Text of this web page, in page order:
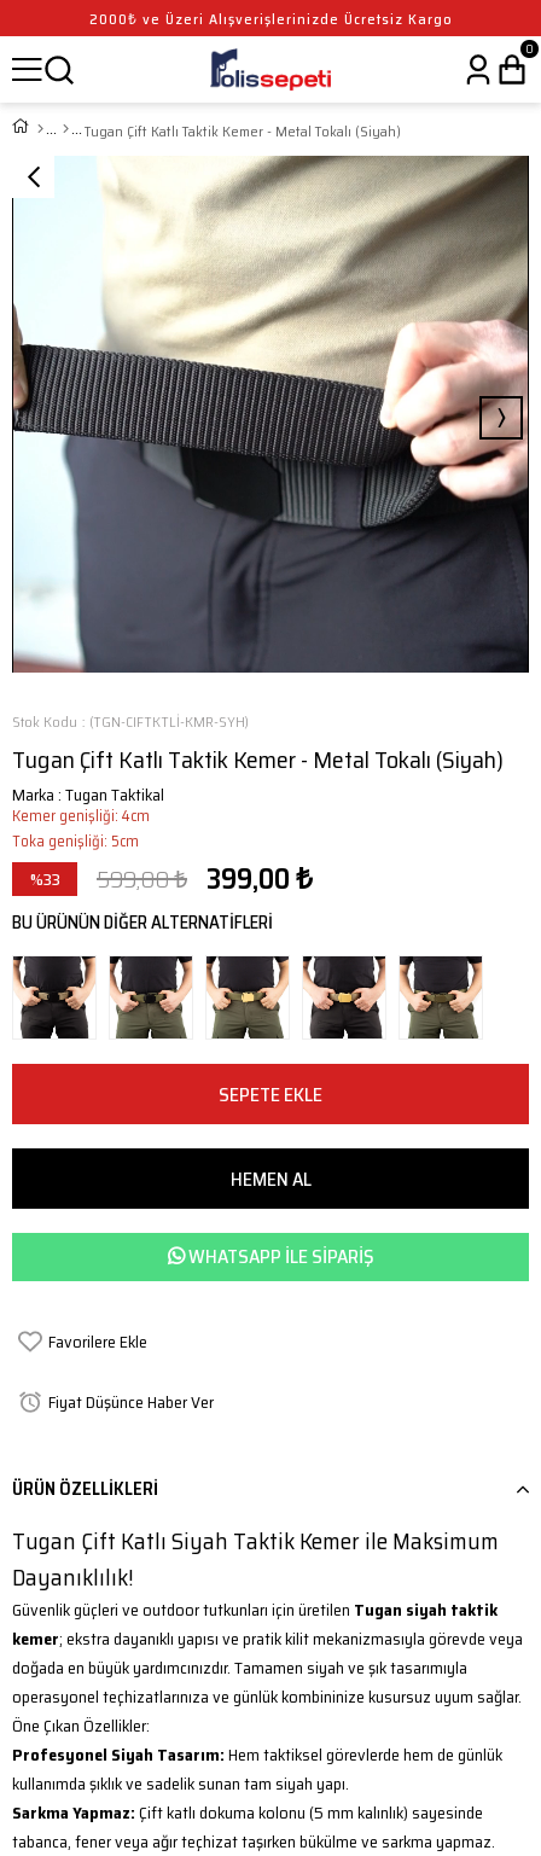
2000₺ ve Üzeri Alışverişlerinizde Ücretsiz Kargo
0
Tugan Çift Katlı Taktik Kemer - Metal Tokalı (Siyah)
›
Stok Kodu (TGN-CIFTKTLİ-KMR-SYH)
Tugan Çift Katlı Taktik Kemer - Metal Tokalı (Siyah)
Marka:Tugan Taktikal
Kemer genişliği: 4cm
Toka genişliği: 5cm
%33
İndirim
599,00 ₺ 399,00 ₺
BU ÜRÜNÜN DİĞER ALTERNATİFLERİ
WHATSAPP ILE SIPARIŞ
Favorilere Ekle
Fiyat Düşünce Haber Ver
ÜRÜN ÖZELLIKLERI
Tugan Çift Katlı Siyah Taktik Kemer ile Maksimum
Dayanıklılık!
Güvenlik güçleri ve outdoor tutkunları için üretilen Tugan siyah taktik
kemer; ekstra dayanıklı yapısı ve pratik kilit mekanizmasıyla görevde veya
doğada en büyük yardımcınızdır. Tamamen siyah ve şık tasarımıyla
operasyonel teçhizatlarınıza ve günlük kombininize kusursuz uyum sağlar.
Öne Çıkan Özellikler:
Profesyonel Siyah Tasarım:Hem taktiksel görevlerde hem de günlük
kullanımda şıklık ve sadelik sunan tam siyah yapı.
Sarkma Yapmaz:Çift katlı dokuma kolonu (5 mm kalınlık) sayesinde
tabanca, fener veya ağır teçhizat taşırken bükülme ve sarkma yapmaz.